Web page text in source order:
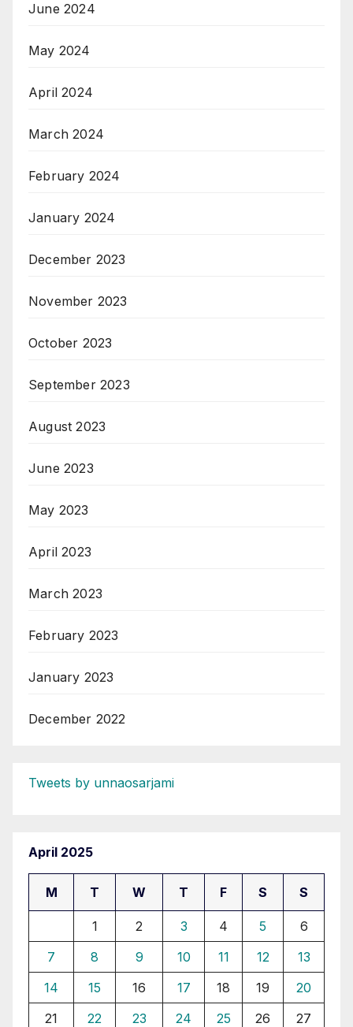
June 2024
May 2024
April 2024
March 2024
February 2024
January 2024
December 2023
November 2023
October 2023
September 2023
August 2023
June 2023
May 2023
April 2023
March 2023
February 2023
January 2023
December 2022
Tweets by unnaosarjami
April 2025
M T W T F S S
1 2 3 4 5
6
7
8 9 10 11 12
13
14
15 16 17 18 19
20
21
22 23 24 25 26
27